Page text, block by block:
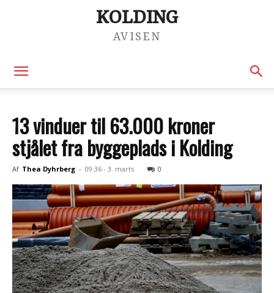
KOLDING
AVISEN
13 vinduer til 63.000 kroner
stjålet fra byggeplads i Kolding
Af Thea Dyhrberg - 09:36 - 3. marts 0